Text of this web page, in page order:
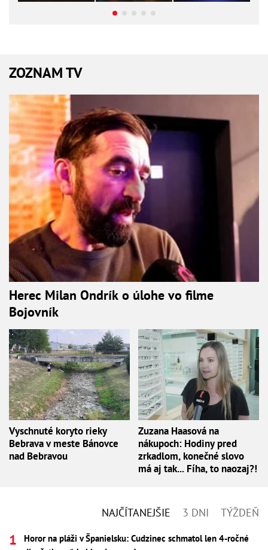
ZOZNAM TV
Herec Milan Ondrík o úlohe vo filme
Bojovník
Vyschnuté koryto rieky
Bebrava v meste Bánovce
nad Bebravou
Zuzana Haasová na
nákupoch: Hodiny pred
zrkadlom, konečné slovo
má aj tak... Fíha, to naozaj?!
NAJČÍTANEJŠIE 3 DNI TÝŽDEŇ
Horor na pláži v Španielsku: Cudzinec schmatol len 4-ročné